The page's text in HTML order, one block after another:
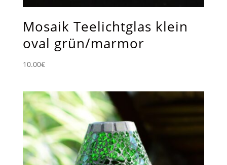
Mosaik Teelichtglas klein
oval grün/marmor
10.00€